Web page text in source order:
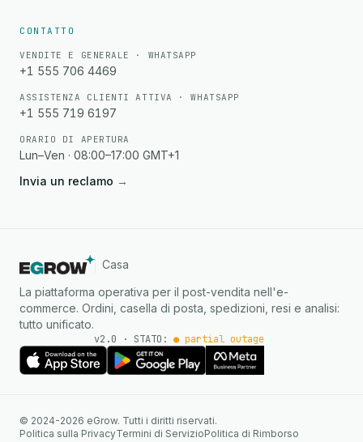
CONTATTO
VENDITE E GENERALE · WHATSAPP
+1 555 706 4469
ASSISTENZA CLIENTI ATTIVA · WHATSAPP
+1 555 719 6197
ORARIO DI APERTURA
Lun–Ven · 08:00–17:00 GMT+1
Invia un reclamo →
Casa
La piattaforma operativa per il post-vendita nell'e-
commerce. Ordini, casella di posta, spedizioni, resi e analisi:
tutto unificato.
v2.0 · STATO:● partial outage
© 2024-2026 eGrow. Tutti i diritti riservati.
Politica sulla PrivacyTermini di ServizioPolitica di Rimborso
WhatsApp